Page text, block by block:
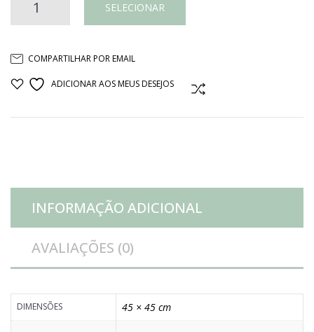
Almofada
cinza
SELECIONAR
COMPARTILHAR POR EMAIL
ADICIONAR AOS MEUS DESEJOS
INFORMAÇÃO ADICIONAL
AVALIAÇÕES (0)
DIMENSÕES 45 × 45 cm